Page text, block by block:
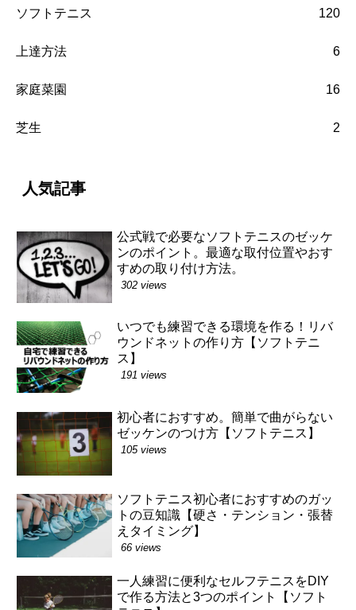
ソフトテニス 120
上達方法 6
家庭菜園 16
芝生 2
人気記事
公式戦で必要なソフトテニスのゼッケ
ンのポイント。最適な取付位置やおす
すめの取り付け方法。
302 views
いつでも練習できる環境を作る！リバ
ウンドネットの作り方【ソフトテニ
ス】
191 views
初心者におすすめ。簡単で曲がらない
ゼッケンのつけ方【ソフトテニス】
105 views
ソフトテニス初心者におすすめのガッ
トの豆知識【硬さ・テンション・張替
えタイミング】
66 views
一人練習に便利なセルフテニスをDIY
で作る方法と3つのポイント【ソフト